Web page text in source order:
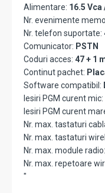
Alimentare: 16.5 Vca
Nr. evenimente
Nr. telefon suportate:
Comunicator: PSTN
Coduri acces: 47 + 1
Continut pachet:
Software compatibil:
Iesiri PGM curent mic:
Iesiri PGM curent
Nr. max. tastaturi
Nr. max. tastaturi
Nr. max. module radio:
Nr. max. repetoare
"